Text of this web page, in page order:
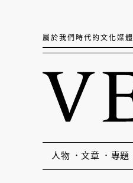
屬於我們時代的文化媒體
人物 文章 專題